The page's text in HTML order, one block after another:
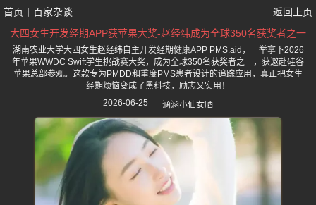
首页 百家杂谈
返回上页
大四女生开发经期APP获苹果大奖-赵经纬成为全球350名获奖者之一
湖南农业大学大四女生赵经纬自主开发经期健康APP PMS.aid，一举拿下2026
年苹果WWDC Swift学生挑战赛大奖，成为全球350名获奖者之一，获邀赴硅谷
苹果总部参观。这款专为PMDD和重度PMS患者设计的追踪应用，真正把女生
经期烦恼变成了黑科技，励志又实用！
2026-06-25
涵涵小仙女晒